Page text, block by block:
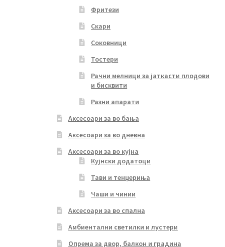
Фритези
Скари
Соковници
Тостери
Рачни мелници за јаткасти плодови
и бисквити
Разни апарати
Аксесоари за во бања
Аксесоари за во дневна
Аксесоари за во кујна
Кујнски додатоци
Тави и тенџериња
Чаши и чинии
Аксесоари за во спална
Амбиентални светилки и лустери
Опрема за двор, балкон и градина